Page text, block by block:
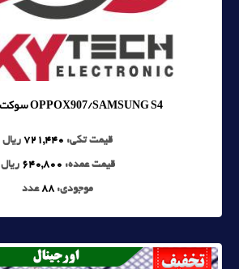
OPPOX907/SAMSUNG S4 سوکت سيم کارت
قیمت تکی: 721,440 ریال
قیمت عمده: 640,800 ریال
موجودی: 88عدد